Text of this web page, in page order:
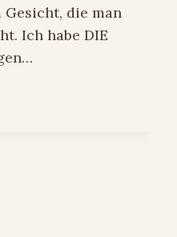
die man
Ich habe DIE